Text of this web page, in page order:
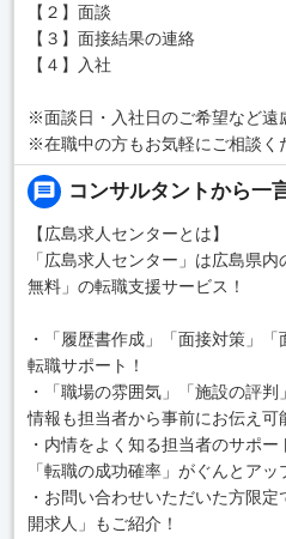
【２】面談
【３】面接結果の連絡
【４】入社
※面談日・入社日のご希望など遠
※在職中の方もお気軽にご相談く
コンサルタントから一
【広島求人センターとは】
「広島求人センター」は広島県
無料」の転職支援サービス！
・「履歴書作成」「面接対策」
転職サポート！
・「職場の雰囲気」「施設の評
情報も担当者から事前にお伝え可
・内情をよく知る担当者のサポ
「転職の成功確率」がぐんとアッ
・お問い合わせいただいた方限
開求人」もご紹介！